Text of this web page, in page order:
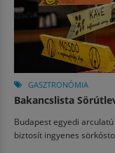
GASZTRONÓMIA
Bakancslista
Budapest egyedi
biztosít ingyenes